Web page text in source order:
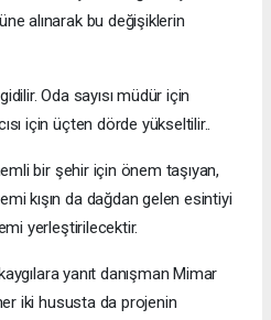
alınarak bu değişiklerin
Oda sayısı müdür için
için üçten dörde yükseltilir..
bir şehir için önem taşıyan,
kışın da dağdan gelen esintiyi
yerleştirilecektir.
yanıt danışman Mimar
iki hususta da projenin